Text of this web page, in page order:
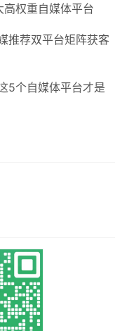
权重自媒体平台
推荐双平台矩阵获客
5个自媒体平台才是